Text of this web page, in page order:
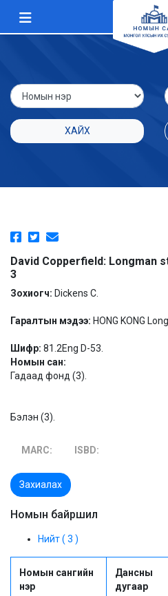
ХАЙХ
David Copperfield: Longman
3
Зохиогч: Dickens C.
Гаралтын мэдээ: HONG KONG
Шифр: 81.2Eng D-53.
Номын сан:
Гадаад фонд (3).
Бэлэн (3).
MARC: ISBD:
Захиалах
Номын байршил
Нийт ( 3 )
Номын сангийн
нэр
Дансны
дугаар